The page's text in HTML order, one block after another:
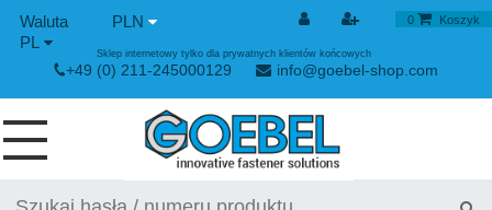
PL
PLN 0 Koszyk
+49 (0) 211-245000129 info@goebel-shop.com
Sklep internetowy tylko dla prywatnych klientów końcowych
WKRĘTY